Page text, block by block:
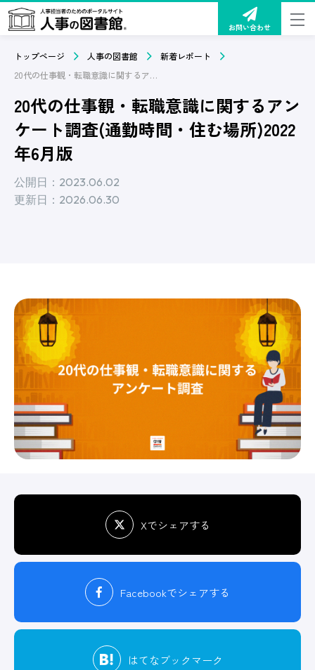
お問い合わせ
トップページ 人事の図書館
新着レポート
20代の仕事観・転職意識に関するアンケート調査(通勤時間・住む場所)2022年6月版
20代の仕事観・転職意識に関するアン
ケート調査(通勤時間・住む場所)2022
年6月版
公開日：2023.06.02
更新日：2026.06.30
Xでシェアする
Facebookでシェアする
はてなブックマーク